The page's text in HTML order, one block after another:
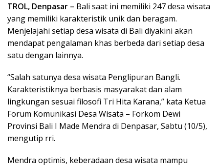
TROL, Denpasar – Bali saat ini memiliki 247 desa wisata
yang memiliki karakteristik unik dan beragam.
Menjelajahi setiap desa wisata di Bali diyakini akan
mendapat pengalaman khas berbeda dari setiap desa
satu dengan lainnya.
“Salah satunya desa wisata Penglipuran Bangli.
Karakteristiknya berbasis masyarakat dan alam
lingkungan sesuai filosofi Tri Hita Karana,” kata Ketua
Forum Komunikasi Desa Wisata – Forkom Dewi
Provinsi Bali I Made Mendra di Denpasar, Sabtu (10/5),
mengutip rri.
Mendra optimis, keberadaan desa wisata mampu